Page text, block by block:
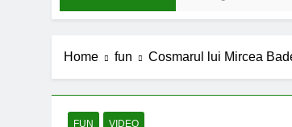
Home fun Cosmarul lui Mircea
FUN VIDEO